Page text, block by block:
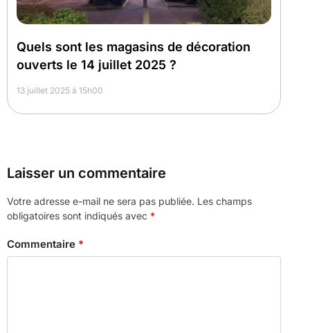
Quels sont les magasins de décoration
ouverts le 14 juillet 2025 ?
13 juillet 2025 à 15h00
Laisser un commentaire
Votre adresse e-mail ne sera pas publiée. Les champs
obligatoires sont indiqués avec *
Commentaire *